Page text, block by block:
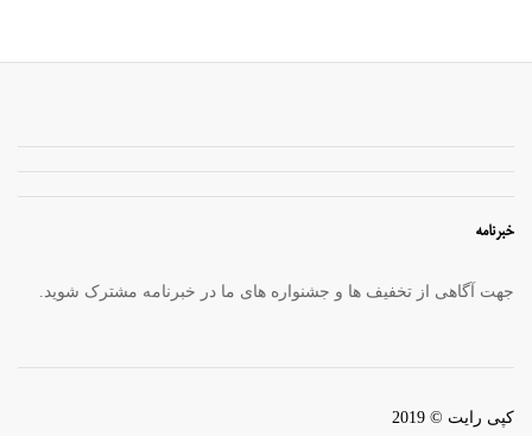
خبرنامه
جهت آگاهی از تخفیف ها و جشنواره های ما در خبرنامه مشترک شوید.
کپی رایت © 2019